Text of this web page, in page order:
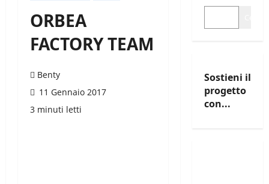
ORBEA
FACTORY TEAM
Benty
11 Gennaio 2017
3 minuti letti
Sostieni il
progetto
con...